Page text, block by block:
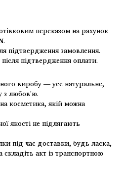
переказом на рахунок
.
підтвердження замовлення.
підтвердження оплати.
виробу — усе натуральне,
з любов'ю.
косметика, якій можна
якості не підлягають
під час доставки, будь ласка,
складіть акт із транспортною